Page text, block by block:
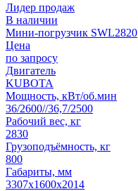
Лидер продаж
В наличии
Мини-погрузчик SWL2820
Цена
по запросу
Двигатель
KUBOTA
Мощность, кВт/об.мин
36/2600//36,7/2500
Рабочий вес, кг
2830
Грузоподъёмность, кг
800
Габариты, мм
3307х1600х2014